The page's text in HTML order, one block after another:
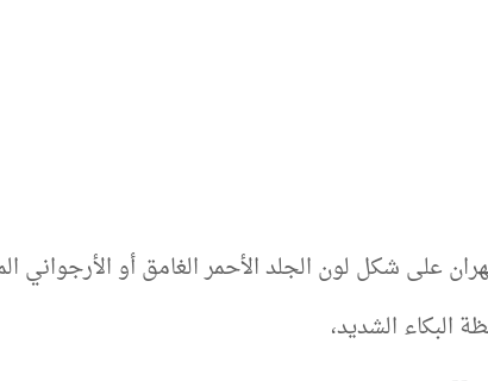
على شكل لون الجلد الأحمر الغامق أو الأرجواني
البكاء الشديد،